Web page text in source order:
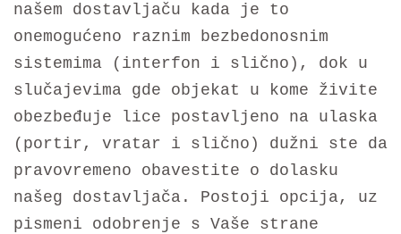
našem dostavljaču kada je to
onemogućeno raznim bezbedonosnim
sistemima (interfon i slično), dok u
slučajevima gde objekat u kome živite
obezbeđuje lice postavljeno na ulaska
(portir, vratar i slično) dužni ste da
pravovremeno obavestite o dolasku
našeg dostavljača. Postoji opcija, uz
pismeni odobrenje s Vaše strane